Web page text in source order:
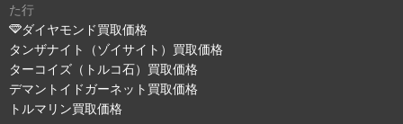
た行
ダイヤモンド買取価格
タンザナイト（ゾイサイト）買取価格
ターコイズ（トルコ石）買取価格
デマントイドガーネット買取価格
トルマリン買取価格